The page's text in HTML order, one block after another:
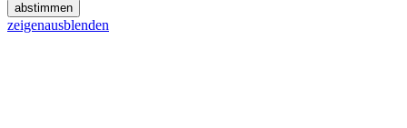
abstimmen
zeigenausblenden